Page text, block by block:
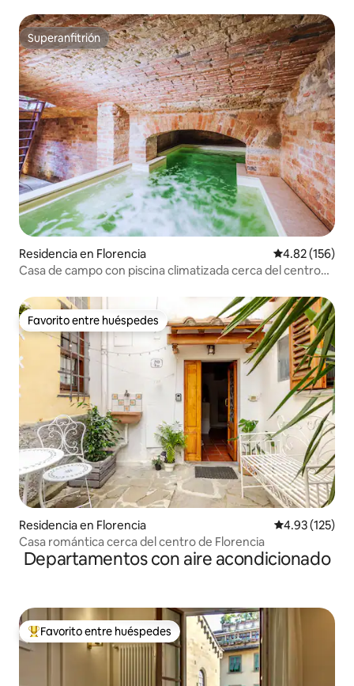
Superanfitrión
Superanfitrión
Residencia en Florencia Calificación
4.82 (156)
Casa de campo con piscina climatizada cerca del centro
Favorito entre huéspedes
Favorito entre huéspedes
Residencia en Florencia Calificación
4.93 (125)
Casa romántica cerca del centro de Florencia
Departamentos con aire acondicionado
De los mejores en Favorito entre huéspedes
Favorito entre huéspedes